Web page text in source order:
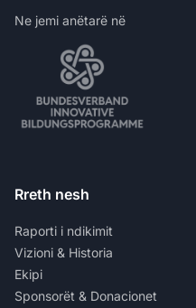
Ne jemi anëtarë në
Rreth nesh
Raporti i ndikimit
Vizioni & Historia
Ekipi
Sponsorët & Donacionet